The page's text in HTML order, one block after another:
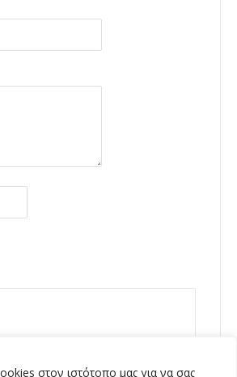
στον ιστότοπο μας για να σας